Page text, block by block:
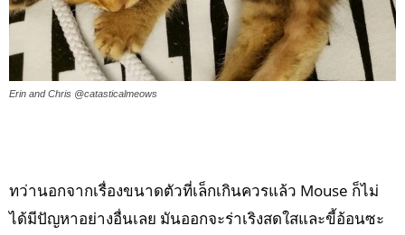
Erin and Chris @catasticalmeows
ทว่านอกจากเรื่องขนาดตัวที่เล็กเกินควรแล้ว Mouse ก็ไม่
ได้มีปัญหาอย่างอื่นเลย มันออกจะร่าเริงสดใสและขี้อ้อนซะ